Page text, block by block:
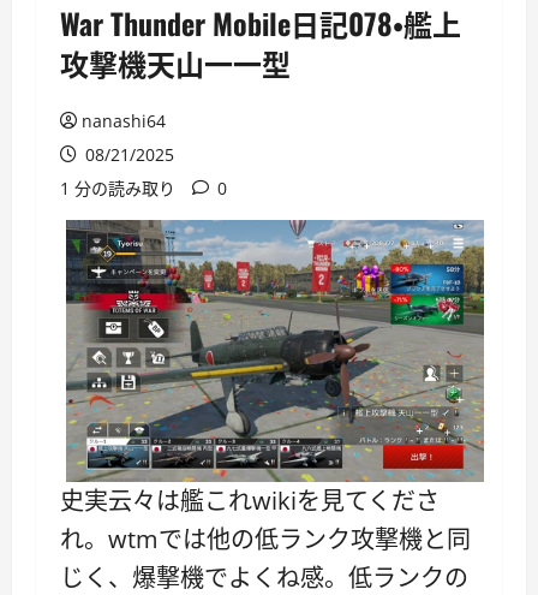
War Thunder Mobile日記078・艦上
攻撃機天山一一型
nanashi64
08/21/2025
1 分の読み取り
0
史実云々は艦これwikiを見てくださ
れ。wtmでは他の低ランク攻撃機と同
じく、爆撃機でよくね感。低ランクの